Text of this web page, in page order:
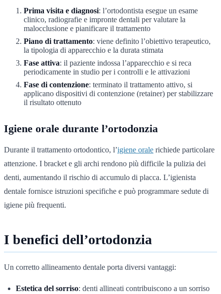
Prima visita e diagnosi: l’ortodontista esegue un esame
clinico, radiografie e impronte dentali per valutare la
malocclusione e pianificare il trattamento
Piano di trattamento: viene definito l’obiettivo terapeutico,
la tipologia di apparecchio e la durata stimata
Fase attiva: il paziente indossa l’apparecchio e si reca
periodicamente in studio per i controlli e le attivazioni
Fase di contenzione: terminato il trattamento attivo, si
applicano dispositivi di contenzione (retainer) per stabilizzare
il risultato ottenuto
Igiene orale durante l’ortodonzia
Durante il trattamento ortodontico, l’igiene orale richiede particolare
attenzione. I bracket e gli archi rendono più difficile la pulizia dei
denti, aumentando il rischio di accumulo di placca. L’igienista
dentale fornisce istruzioni specifiche e può programmare sedute di
igiene più frequenti.
I benefici dell’ortodonzia
Un corretto allineamento dentale porta diversi vantaggi:
Estetica del sorriso: denti allineati contribuiscono a un sorriso